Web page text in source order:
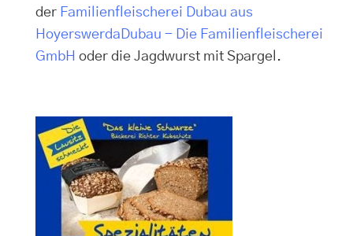
der Familienfleischerei Dubau aus
Hoyerswerda Dubau - Die Familienfleischerei
GmbH oder die Jagdwurst mit Spargel.